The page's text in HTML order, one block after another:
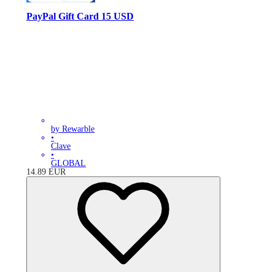
PayPal Gift Card 15 USD
by Rewarble
•
Clave
•
GLOBAL
14.89 EUR